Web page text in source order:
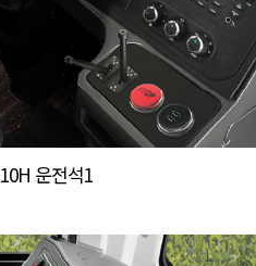
운전석1